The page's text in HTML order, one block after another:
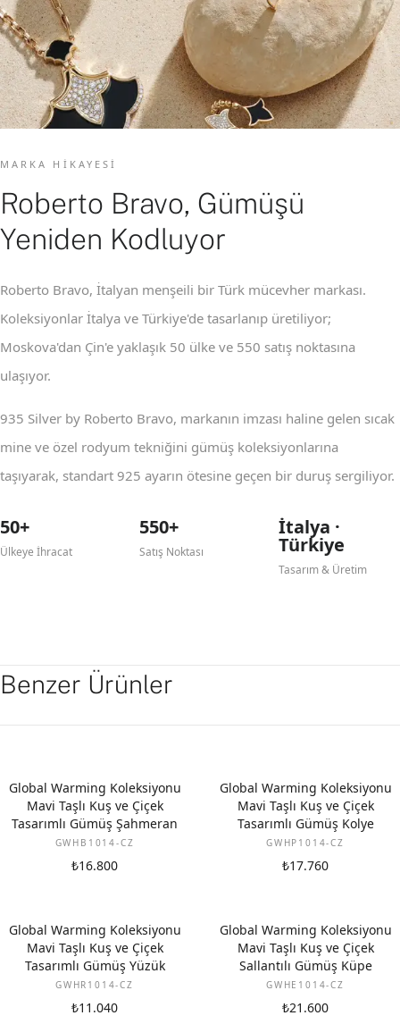
MARKA HIKAYESI
Roberto Bravo, Gümüşü
Yeniden Kodluyor
Roberto Bravo, İtalyan menşeili bir Türk mücevher markası.
Koleksiyonlar İtalya ve Türkiye'de tasarlanıp üretiliyor;
Moskova'dan Çin'e yaklaşık 50 ülke ve 550 satış noktasına
ulaşıyor.
935 Silver by Roberto Bravo, markanın imzası haline gelen sıcak
mine ve özel rodyum tekniğini gümüş koleksiyonlarına
taşıyarak, standart 925 ayarın ötesine geçen bir duruş sergiliyor.
50+
Ülkeye İhracat
550+
Satış Noktası
İtalya ·
Türkiye
Tasarım & Üretim
Benzer Ürünler
Global Warming Koleksiyonu
Mavi Taşlı Kuş ve Çiçek
Tasarımlı Gümüş Şahmeran
GWHB1014-CZ
₺16.800
Global Warming Koleksiyonu
Mavi Taşlı Kuş ve Çiçek
Tasarımlı Gümüş Kolye
GWHP1014-CZ
₺17.760
Global Warming Koleksiyonu
Mavi Taşlı Kuş ve Çiçek
Tasarımlı Gümüş Yüzük
GWHR1014-CZ
₺11.040
Global Warming Koleksiyonu
Mavi Taşlı Kuş ve Çiçek
Sallantılı Gümüş Küpe
GWHE1014-CZ
₺21.600